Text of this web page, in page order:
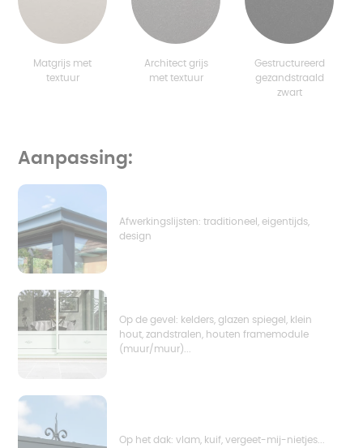
Matgrijs met
textuur
Architect grijs
met textuur
Gestructureerd
gezandstraald
zwart
Aanpassing:
Afwerkingslijsten: traditioneel, eigentijds,
design
Op de gevel: kelders, glazen spiegel, klein
hout, zandstralen, houten framemodule
(muur/muur)...
Op het dak: vlam, kuif, vergeet-mij-nietjes...